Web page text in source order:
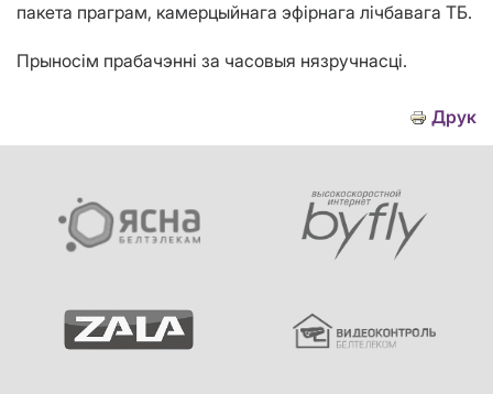
пакета праграм, камерцыйнага эфірнага лічбавага ТБ.
Прыносім прабачэнні за часовыя нязручнасці.
Друк